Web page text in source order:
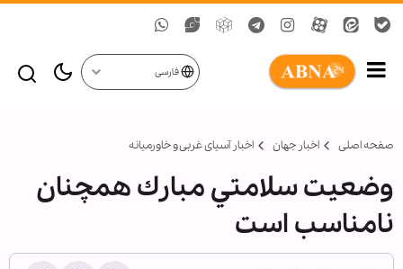
فارسی
صفحه اصلی اخبار جهان اخبار آسیای غربی و خاورمیانه
وضعيت سلامتي مبارك همچنان
نامناسب است